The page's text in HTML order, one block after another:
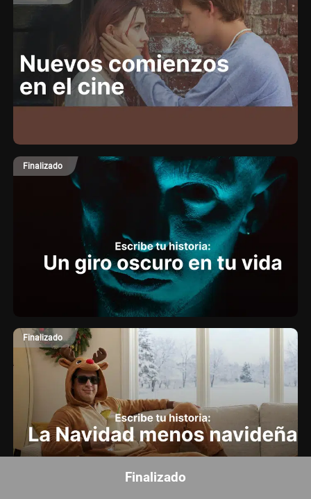
Finalizado
Finalizado
Finalizado